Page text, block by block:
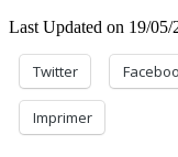
Last Updated on 19/05/
Twitter
Imprimer